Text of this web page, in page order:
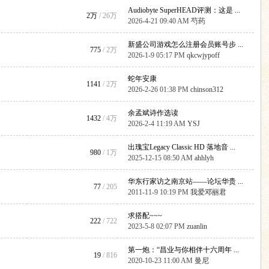
2万 /26万
Audiobyte SuperHEAD评测：这是 ...
2026-4-21 09:40 AM芍药
775 /2万
新盛公司游戏怎么注册会员账号步 ...
2026-1-9 05:17 PMqkcwjypoff
1141 /2万
蛇年安康
2026-2-26 01:38 PMchinson312
1432 /4万
余孟斌诗作选读
2026-2-4 11:19 AMYSJ
980 / 1万
出瑰宝Legacy Classic HD 落地音 ...
2025-12-15 08:50 AMahhlyh
77 / 205
华东行家访之南京站——论坛华贵 ...
2011-11-9 10:19 PM我爱邓丽君
222 / 722
求搭配~~~
2023-5-8 02:07 PMzuanlin
19 / 816
第一炮：“昌业与你相伴十六周年 ...
2020-10-23 11:00 AM 曼尼